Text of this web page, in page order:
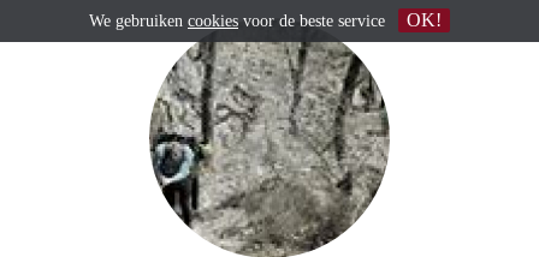
We gebruiken cookies voor de beste service OK!